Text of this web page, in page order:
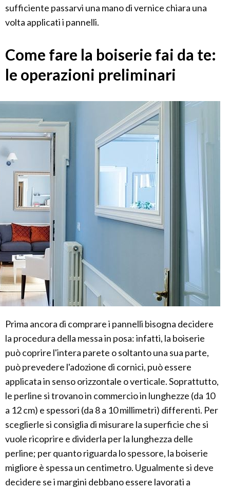
sufficiente passarvi una mano di vernice chiara una
volta applicati i pannelli.
Come fare la boiserie fai da te:
le operazioni preliminari
Prima ancora di comprare i pannelli bisogna decidere
la procedura della messa in posa: infatti, la boiserie
può coprire l'intera parete o soltanto una sua parte,
può prevedere l'adozione di cornici, può essere
applicata in senso orizzontale o verticale. Soprattutto,
le perline si trovano in commercio in lunghezze (da 10
a 12 cm) e spessori (da 8 a 10 millimetri) differenti. Per
sceglierle si consiglia di misurare la superficie che si
vuole ricoprire e dividerla per la lunghezza delle
perline; per quanto riguarda lo spessore, la boiserie
migliore è spessa un centimetro. Ugualmente si deve
decidere se i margini debbano essere lavorati a